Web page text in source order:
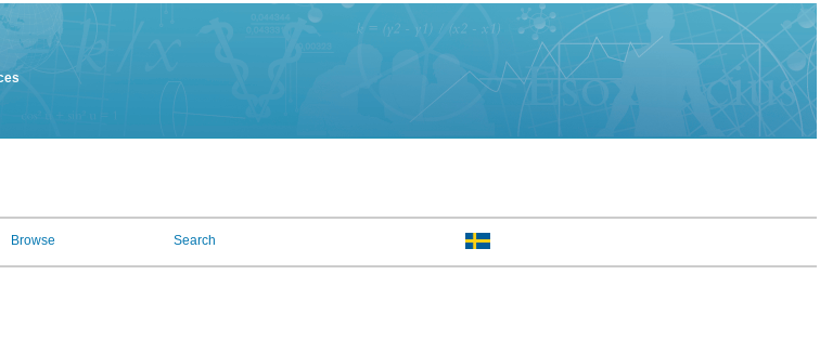
Browse Search